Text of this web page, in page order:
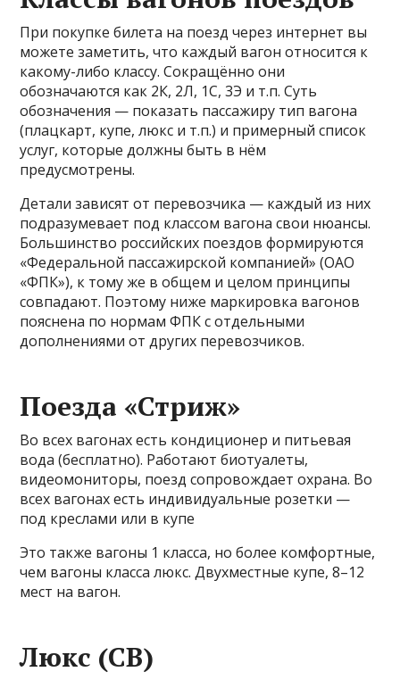
При покупке билета на поезд через интернет вы
можете заметить, что каждый вагон относится к
какому-либо классу. Сокращённо они
обозначаются как 2К, 2Л, 1С, 3Э и т.п. Суть
обозначения — показать пассажиру тип вагона
(плацкарт, купе, люкс и т.п.) и примерный список
услуг, которые должны быть в нём
предусмотрены.
Детали зависят от перевозчика — каждый из них
подразумевает под классом вагона свои нюансы.
Большинство российских поездов формируются
«Федеральной пассажирской компанией» (ОАО
«ФПК»), к тому же в общем и целом принципы
совпадают. Поэтому ниже маркировка вагонов
пояснена по нормам ФПК с отдельными
дополнениями от других перевозчиков.
Поезда «Стриж»
Во всех вагонах есть кондиционер и питьевая
вода (бесплатно). Работают биотуалеты,
видеомониторы, поезд сопровождает охрана. Во
всех вагонах есть индивидуальные розетки —
под креслами или в купе
Это также вагоны 1 класса, но более комфортные,
чем вагоны класса люкс. Двухместные купе, 8–12
мест на вагон.
Люкс (СВ)